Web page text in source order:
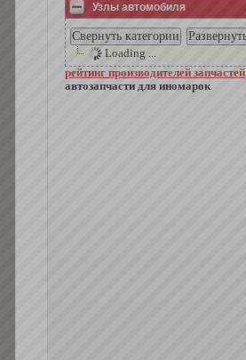
Узлы автомобиля
Loading ...
рейтинг производителей запчастей
автозапчасти для иномарок